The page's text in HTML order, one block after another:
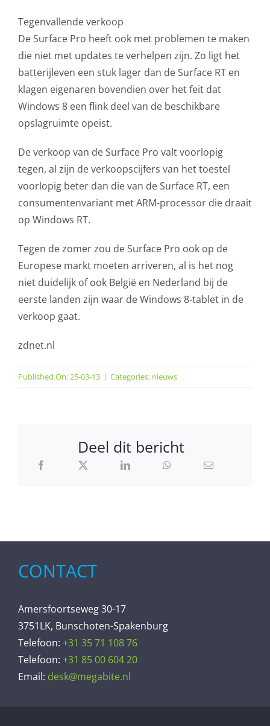
Tegenvallende verkoop
De Surface Pro heeft ook met problemen te maken
die niet met updates te verhelpen zijn. Zo ligt het
batterijleven een stuk lager dan de Surface RT en
klagen eigenaren bovendien over het feit dat
Windows 8 een flink deel van de beschikbare
opslagruimte opeist.
De verkoop van de Surface Pro valt voorlopig
tegen, al zijn de verkoopscijfers van het toestel
voorlopig beter dan die van de Surface RT, een
consumentenvariant met ARM-processor die draait
op Windows RT.
Tegen de zomer zou de Surface Pro ook op de
Europese markt moeten arriveren, al is het nog
niet duidelijk of ook België en Nederland bij de
eerste landen zijn waar de Windows 8-tablet in de
verkoop gaat.
zdnet.nl
Published On: 25-03-13 | Categories: nieuws
Deel dit bericht
CONTACT
Amersfoortseweg 30-17
3751LK, Bunschoten-Spakenburg
Telefoon: +31 35 71 108 76
Telefoon: +31 85 00 604 20
Email: desk@megabite.nl